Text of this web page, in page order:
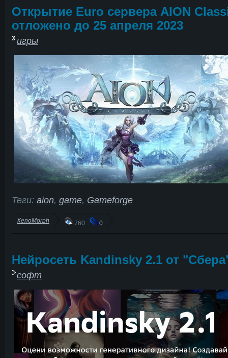
Открытие Euro сервера AION
отложено до 25 апреля 2023
игры
Теги: aion, game, Gameforge
XenoMorph 760 0
Нейросеть Kandinsky 2.1 от
софт